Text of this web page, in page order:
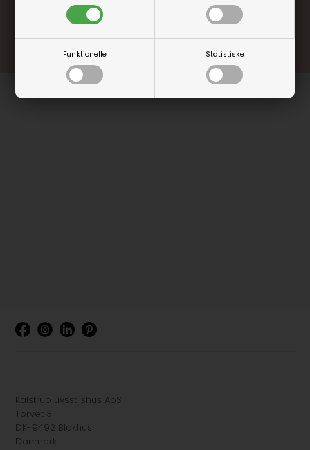
Funktionelle Statistiske
Læs mere og bliv medlem
Kalstrup Livsstilshus ApS
Torvet 3
DK-9492 Blokhus
Danmark